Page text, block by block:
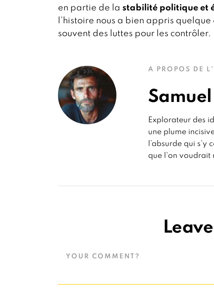
en partie de la stabilité politique et
l’histoire nous a bien appris
souvent des luttes pour les contrôler.
À PROPOS DE
Explorateur des
une plume
l’absurde qui
que l'on voudrait